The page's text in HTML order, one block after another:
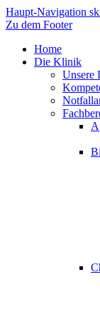
Haupt-Navigation
Zu dem Footer
Home
Die Klinik
Unsere